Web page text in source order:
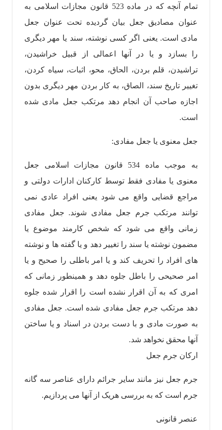
تمام آنچه که در ماده 523 قانون مجازات اسلامی به
عنوان مصادیق جعل بیان گردیده تحت عنوان جعل
مادی است. یعنی اگر کسی نوشته، سند یا مهر دیگری
را بسازد و یا در آنها اعمالی از قبیل خراشیدن،
تراشیدن، قلم بردن، الحاق، محو، اثبات، سیاه کردن،
تغییر تاریخ سند، الصاق، به کار بردن مهر دیگری بدون
اجازه صاحب آن انجام دهد مرتکب جعل مادی شده
است.
جعل معنوی یا جعل مفادی:
به موجب ماده 534 قانون مجازات اسلامی جعل
معنوی یا مفادی فقط توسط کارکنان ادارات دولتی و
مراجع قضایی واقع می شود یعنی افراد عادی نمی
توانند مرتکب جرم جعل مفادی شوند. جعل مفادی
زمانی واقع می شود که شخص کارمند موضوع یا
مضمون نوشته یا سند را تغییر دهد و یا گفته ها و نوشته
های افراد را تحریف کند و یا امر باطلی را صحیح و یا
امر صحیحی را باطل جلوه دهد و همینطور زمانی که
امری که به آن اقرار نشده است را اقرار شده جلوه
دهد مرتکب جرم جعل مفادی شده است. جعل مفادی
به صورت مادی و با دست بردن در اسناد و یا ساختن
آنها محقق نخواهد شد.
ارکان جرم جعل
جرم جعل نیز مانند سایر جرائم دارای عناصر سه گانه
جرم است که به بررسی هریک از آنها می پردازیم.
عنصر قانونی